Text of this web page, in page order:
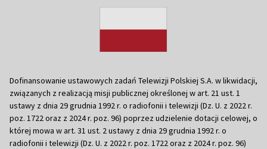
Dofinansowanie ustawowych zadań Telewizji Polskiej S.A. w likwidacji,
związanych z realizacją misji publicznej określonej w art. 21 ust. 1
ustawy z dnia 29 grudnia 1992 r. o radiofonii i telewizji (Dz. U. z 2022 r.
poz. 1722 oraz z 2024 r. poz. 96) poprzez udzielenie dotacji celowej, o
której mowa w art. 31 ust. 2 ustawy z dnia 29 grudnia 1992 r. o
radiofonii i telewizji (Dz. U. z 2022 r. poz. 1722 oraz z 2024 r. poz. 96)